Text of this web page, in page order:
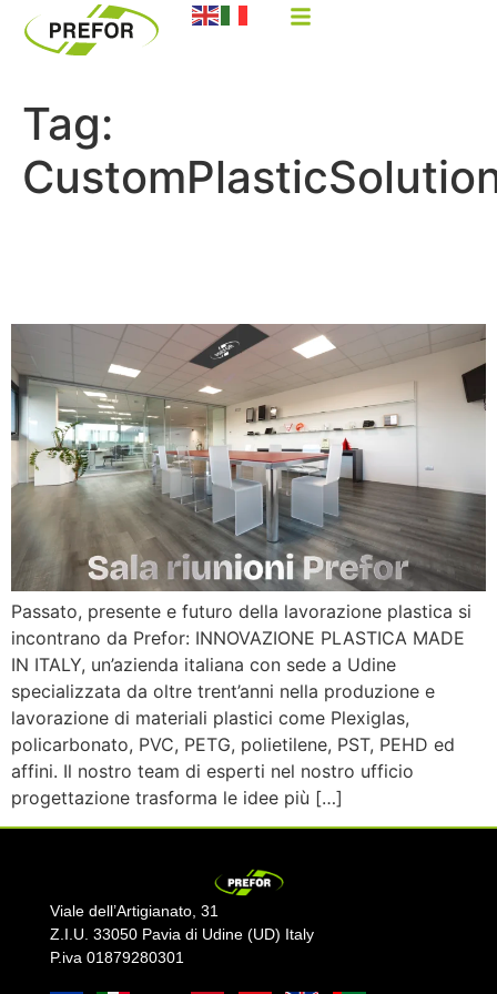
Tag:
Passato, presente e futuro della lavorazione plastica si
incontrano da Prefor: INNOVAZIONE PLASTICA MADE
IN ITALY, un’azienda italiana con sede a Udine
specializzata da oltre trent’anni nella produzione e
lavorazione di materiali plastici come Plexiglas,
policarbonato, PVC, PETG, polietilene, PST, PEHD ed
affini. Il nostro team di esperti nel nostro ufficio
progettazione trasforma le idee più […]
Viale dell’Artigianato, 31
Z.I.U. 33050 Pavia di Udine (UD) Italy
P.iva 01879280301